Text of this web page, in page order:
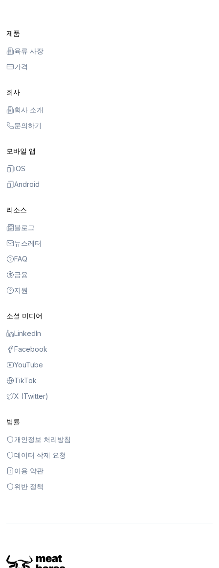
제품
육류 사장
가격
회사
회사 소개
문의하기
모바일 앱
iOS
Android
리소스
블로그
뉴스레터
FAQ
금융
지원
소셜 미디어
LinkedIn
Facebook
YouTube
TikTok
X (Twitter)
법률
개인정보 처리방침
데이터 삭제 요청
이용 약관
위반 정책